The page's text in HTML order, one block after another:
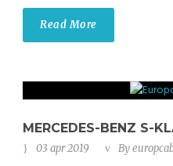
Read More
MERCEDES-BENZ S-
03 apr 2019 By